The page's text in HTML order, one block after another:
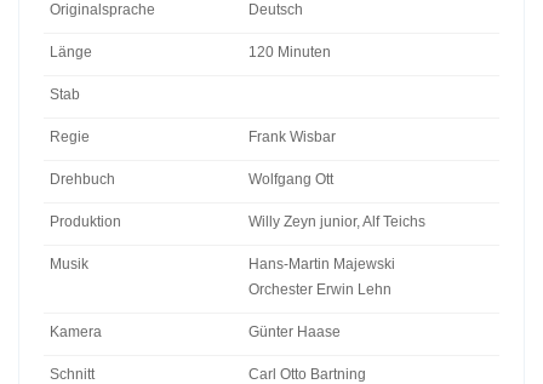
Originalsprache Deutsch
Länge 120 Minuten
Stab
Regie Frank Wisbar
Drehbuch Wolfgang Ott
Produktion Willy Zeyn junior, Alf Teichs
Musik
Hans-Martin Majewski
Orchester Erwin Lehn
Kamera Günter Haase
Schnitt Carl Otto Bartning